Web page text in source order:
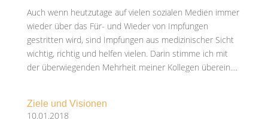
Auch wenn heutzutage auf vielen sozialen Medien immer
wieder über das Für- und Wieder von Impfungen
gestritten wird, sind Impfungen aus medizinischer Sicht
wichtig, richtig und helfen vielen. Darin stimme ich mit
der überwiegenden Mehrheit meiner Kollegen überein....
Ziele und Visionen
10.01.2018